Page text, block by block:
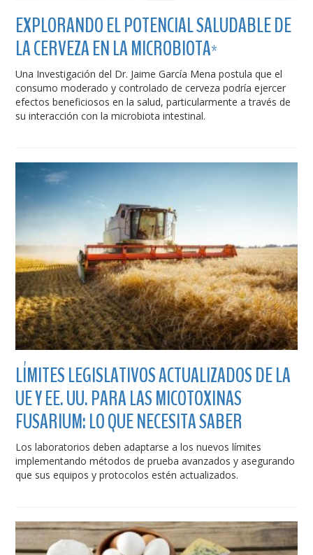
EXPLORANDO EL POTENCIAL SALUDABLE DE
LA CERVEZA EN LA MICROBIOTA*
Una Investigación del Dr. Jaime García Mena postula que el
consumo moderado y controlado de cerveza podría ejercer
efectos beneficiosos en la salud, particularmente a través de
su interacción con la microbiota intestinal.
LÍMITES LEGISLATIVOS ACTUALIZADOS DE LA
UE Y EE. UU. PARA LAS MICOTOXINAS
FUSARIUM: LO QUE NECESITA SABER
Los laboratorios deben adaptarse a los nuevos límites
implementando métodos de prueba avanzados y asegurando
que sus equipos y protocolos estén actualizados.